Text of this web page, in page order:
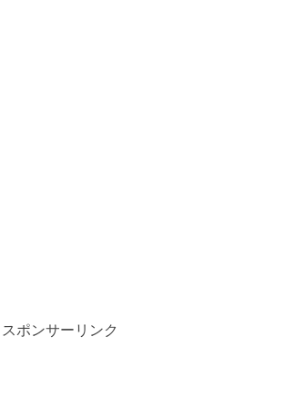
スポンサーリンク